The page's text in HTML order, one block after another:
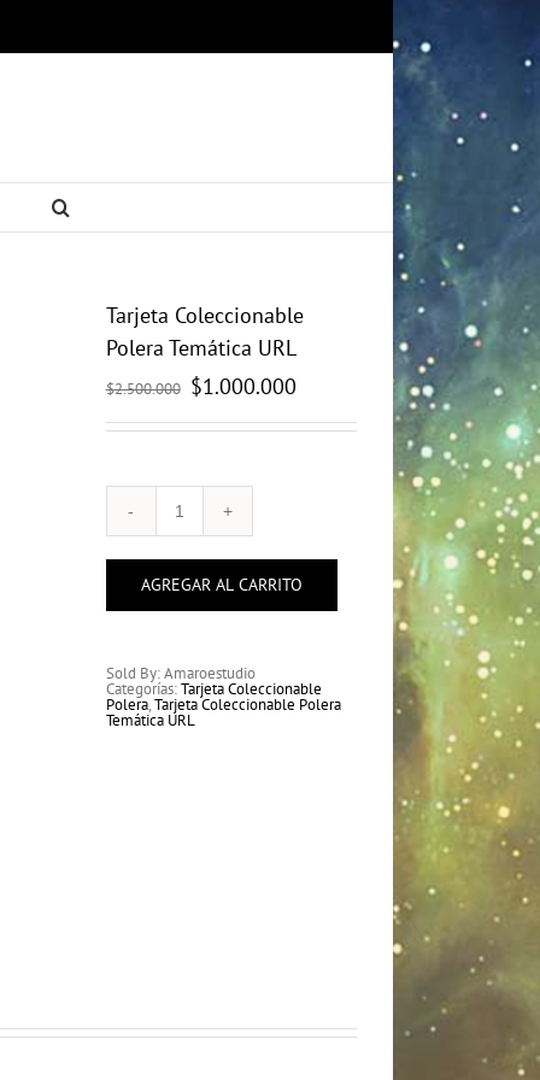
Tarjeta Coleccionable
Polera Temática URL
$2.500.000 El
precio
era:
$1.000.000El
precio
es:
Tarjeta
Coleccionable
Temática
URL
cantidad
AGREGAR AL CARRITO
Sold By: Amaroestudio
Categorías:Tarjeta Coleccionable
Polera,Tarjeta Coleccionable Polera
Temática URL